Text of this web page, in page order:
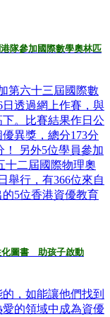
隊參加國際數學奧林匹
第六十三屆國際數
透過網上作賽，與
下。比賽結果作日公
異獎，總分173分
！ 另外5位學員參加
十二屆國際物理奧
舉行，有366位來自
5位香港資優教育
化圖書 助孩子啟動
，如能讓他們找到
的領域中成為資優